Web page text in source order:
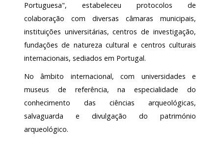
Portuguesa", estabeleceu protocolos de
colaboração com diversas câmaras municipais,
instituições universitárias, centros de investigação,
fundações de natureza cultural e centros culturais
internacionais, sediados em Portugal.
No âmbito internacional, com universidades e
museus de referência, na especialidade do
conhecimento das ciências arqueológicas,
salvaguarda e divulgação do património
arqueológico.